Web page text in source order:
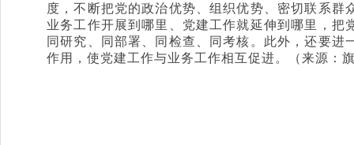
度，不断把党的政治优势、组织优势、密切联系
业务工作开展到哪里、党建工作就延伸到哪里，
同研究、同部署、同检查、同考核。此外，还要
作用，使党建工作与业务工作相互促进。（来源：